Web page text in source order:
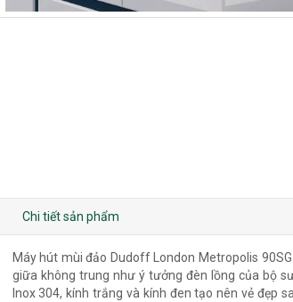
Chi tiết sản phẩm
Máy hút mùi đảo Dudoff London Metropolis
giữa không trung như ý tưởng đèn lồng của bộ
Inox 304, kính trắng và kính đen tạo nên vẻ đẹp